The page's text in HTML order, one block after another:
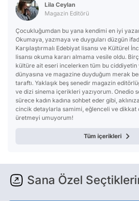
Lila Ceylan
Magazin Editörü
Çocukluğumdan bu yana kendimi en iyi
Okumaya, yazmaya ve duyguları düzgün
Karşılaştırmalı Edebiyat lisansı ve Kültürel
lisansı okuma kararı almama vesile oldu.
kültüre ait eseri incelerken tüm bu ciddiyetin
dünyasına ve magazine duyduğum merak
taraftı. Yaklaşık beş senedir magazin
ve dizi sinema içerikleri yazıyorum. Onedio
sürece kadın kadına sohbet eder gibi,
cincik detaylarla samimi, eğlenceli ve
üretmeyi umuyorum!
Tüm içerikleri
Sana Özel